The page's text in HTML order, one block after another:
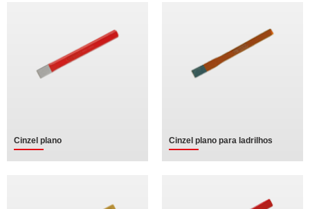
Cinzel plano Cinzel plano para ladrilhos